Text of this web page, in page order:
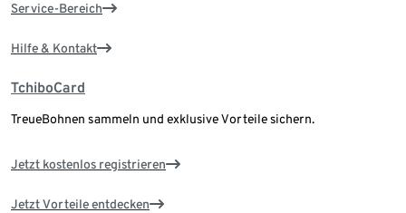
Service-Bereich
Hilfe & Kontakt
TchiboCard
TreueBohnen sammeln und exklusive Vorteile sichern.
Jetzt kostenlos registrieren
Jetzt Vorteile entdecken